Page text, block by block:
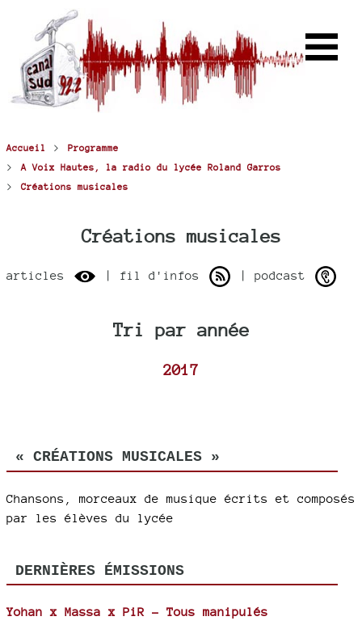
Accueil > Programme
> A Voix Hautes, la radio du lycée Roland Garros
> Créations musicales
Créations musicales
articles | fil d'infos | podcast
Tri par année
2017
« CRÉATIONS MUSICALES »
Chansons, morceaux de musique écrits et composés
par les élèves du lycée
DERNIÈRES ÉMISSIONS
Yohan x Massa x PiR - Tous manipulés